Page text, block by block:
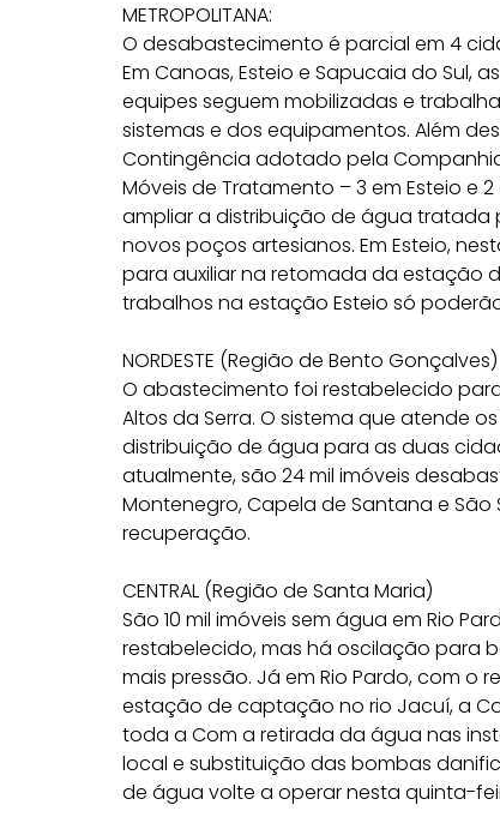
METROPOLITANA:
O desabastecimento é parcial em 4
Em Canoas, Esteio e Sapucaia do Sul,
equipes seguem mobilizadas e
sistemas e dos equipamentos. Além
Contingência adotado pela
Móveis de Tratamento – 3 em Esteio e
ampliar a distribuição de água
novos poços artesianos. Em Esteio,
para auxiliar na retomada da estação
trabalhos na estação Esteio só
NORDESTE (Região de Bento Gonçalves)
O abastecimento foi restabelecido
Altos da Serra. O sistema que atende
distribuição de água para as duas
atualmente, são 24 mil imóveis
Montenegro, Capela de Santana e
recuperação.
CENTRAL (Região de Santa Maria)
São 10 mil imóveis sem água em Rio
restabelecido, mas há oscilação para
mais pressão. Já em Rio Pardo, com o
estação de captação no rio Jacuí, a
toda a Com a retirada da água nas
local e substituição das bombas
de água volte a operar nesta quinta-